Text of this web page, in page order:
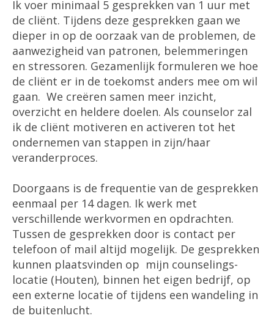
Ik voer minimaal 5 gesprekken van 1 uur met
de cliënt. Tijdens deze gesprekken gaan we
dieper in op de oorzaak van de problemen, de
aanwezigheid van patronen, belemmeringen
en stressoren. Gezamenlijk formuleren we hoe
de cliënt er in de toekomst anders mee om wil
gaan. We creëren samen meer inzicht,
overzicht en heldere doelen. Als counselor zal
ik de cliënt motiveren en activeren tot het
ondernemen van stappen in zijn/haar
veranderproces.
Doorgaans is de frequentie van de gesprekken
eenmaal per 14 dagen. Ik werk met
verschillende werkvormen en opdrachten.
Tussen de gesprekken door is contact per
telefoon of mail altijd mogelijk. De gesprekken
kunnen plaatsvinden op mijn counselings-
locatie (Houten), binnen het eigen bedrijf, op
een externe locatie of tijdens een wandeling in
de buitenlucht.